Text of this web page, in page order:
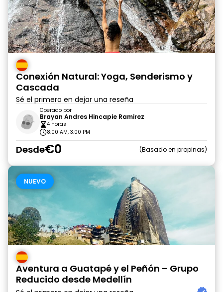
Conexión Natural: Yoga, Senderismo y
Cascada
Sé el primero en dejar una reseña
Operado por
Brayan Andres Hincapie Ramirez
4 horas
8:00 AM, 3:00 PM
Desde€0 Basado en propinas
NUEVO
Aventura a Guatapé y el Peñón – Grupo
Reducido desde Medellín